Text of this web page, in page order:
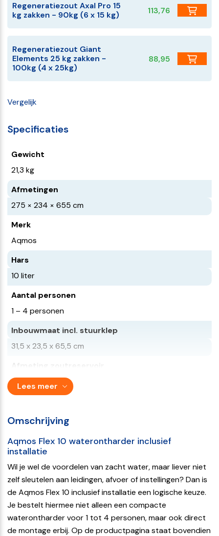
Regeneratiezout Axal Pro 15
kg zakken - 90kg (6 x 15 kg)
113,76
Regeneratiezout Giant
Elements 25 kg zakken -
100kg (4 x 25kg)
88,95
Vergelijk
Specificaties
Gewicht
21,3 kg
Afmetingen
275 × 234 × 655 cm
Merk
Aqmos
Hars
10 liter
Aantal personen
1 – 4 personen
Inbouwmaat incl. stuurklep
31,5 x 23,5 x 65,5 cm
Afmeting zoutreservoir
23,5 x 23,5 x 48,5 cm
21,3 kg
Premium
Lekkagedetectie
Zoutalarm
Nee
Lees meer
Omschrijving
Aqmos Flex 10 waterontharder inclusief
installatie
Wil je wel de voordelen van zacht water, maar liever niet
zelf sleutelen aan leidingen, afvoer of instellingen? Dan is
de Aqmos Flex 10 inclusief installatie een logische keuze.
Je bestelt hiermee niet alleen een compacte
waterontharder voor 1 tot 4 personen, maar ook direct
de montage erbij. Op de productpagina staat bovendien